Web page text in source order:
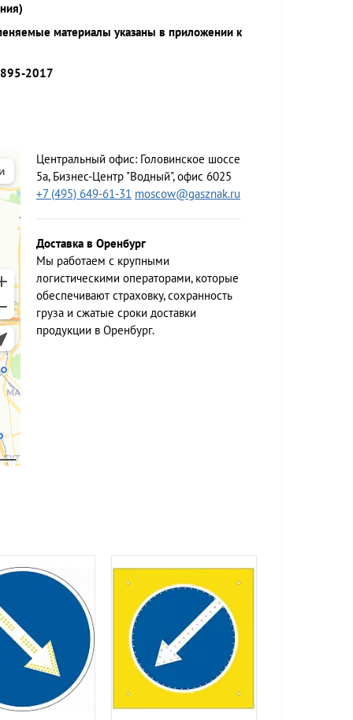
материалы указаны в приложении к
2017
Центральный офис: Головинское шоссе
5а, Бизнес-Центр "Водный", офис 6025
+7 (495) 649-61-31 moscow@gasznak.ru
Доставка в Оренбург
Мы работаем c крупными
логистическими операторами, которые
обеспечивают страховку, сохранность
груза и сжатые сроки доставки
продукции в Оренбург.